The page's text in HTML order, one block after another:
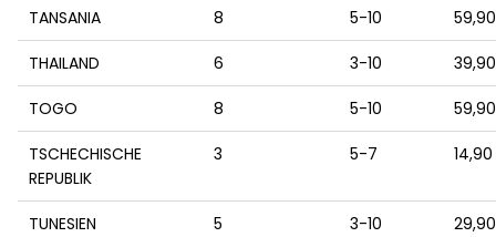
TANSANIA 8 5-10
THAILAND 6 3-10
TOGO 8 5-10
TSCHECHISCHE
REPUBLIK
3 5-7
TUNESIEN 5 3-10